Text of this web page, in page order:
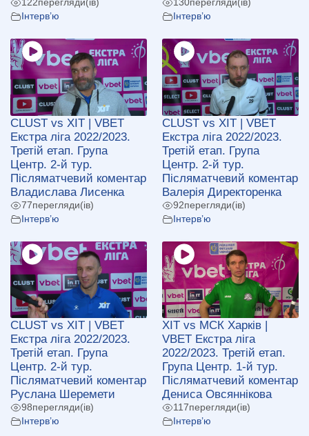
122перегляди(ів)
Інтерв’ю
130перегляди(ів)
Інтерв’ю
CLUST vs ХІТ | VBET
Екстра ліга 2022/2023.
Третій етап. Група
Центр. 2-й тур.
Післяматчевий коментар
Владислава Лисенка
77перегляди(ів)
Інтерв’ю
CLUST vs ХІТ | VBET
Екстра ліга 2022/2023.
Третій етап. Група
Центр. 2-й тур.
Післяматчевий коментар
Валерія Директоренка
92перегляди(ів)
Інтерв’ю
CLUST vs ХІТ | VBET
Екстра ліга 2022/2023.
Третій етап. Група
Центр. 2-й тур.
Післяматчевий коментар
Руслана Шеремети
98перегляди(ів)
Інтерв’ю
ХІТ vs МСК Харків |
VBET Екстра ліга
2022/2023. Третій етап.
Група Центр. 1-й тур.
Післяматчевий коментар
Дениса Овсяннікова
117перегляди(ів)
Інтерв’ю